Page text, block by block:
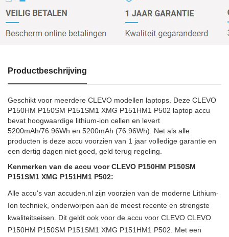
Productbeschrijving
Geschikt voor meerdere CLEVO modellen laptops. Deze CLEVO
P150HM P150SM P151SM1 XMG P151HM1 P502 laptop accu
bevat hoogwaardige lithium-ion cellen en levert
5200mAh/76.96Wh en 5200mAh (76.96Wh). Net als alle
producten is deze accu voorzien van 1 jaar volledige garantie en
een dertig dagen niet goed, geld terug regeling.
Kenmerken van de accu voor CLEVO P150HM P150SM
P151SM1 XMG P151HM1 P502:
Alle accu's van accuden.nl zijn voorzien van de moderne Lithium-
Ion techniek, onderworpen aan de meest recente en strengste
kwaliteitseisen. Dit geldt ook voor de accu voor CLEVO CLEVO
P150HM P150SM P151SM1 XMG P151HM1 P502. Met een